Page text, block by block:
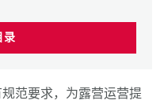
录
规范要求，为露营运营提